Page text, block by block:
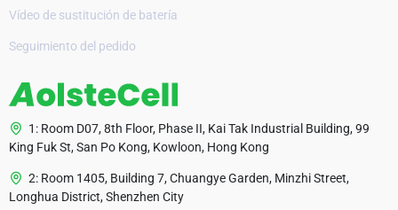
Vídeo de sustitución de batería
Seguimiento del pedido
1: Room D07, 8th Floor, Phase II, Kai Tak Industrial Building, 99
King Fuk St, San Po Kong, Kowloon, Hong Kong
2: Room 1405, Building 7, Chuangye Garden, Minzhi Street,
Longhua District, Shenzhen City